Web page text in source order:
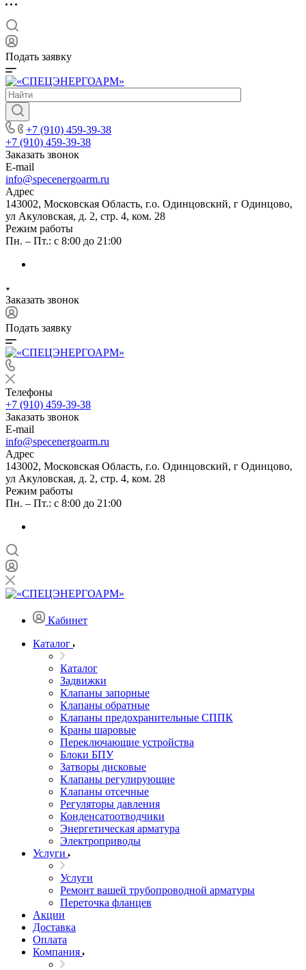
Подать заявку
+7 (910) 459-39-38
+7 (910) 459-39-38
Заказать звонок
E-mail
info@specenergoarm.ru
Адрес
143002, Московская Область, г.о. Одинцовский, г Одинцово,
ул Акуловская, д. 2, стр. 4, ком. 28
Режим работы
Пн. – Пт.: с 8:00 до 21:00
Заказать звонок
Подать заявку
Телефоны
+7 (910) 459-39-38
Заказать звонок
E-mail
info@specenergoarm.ru
Адрес
143002, Московская Область, г.о. Одинцовский, г Одинцово,
ул Акуловская, д. 2, стр. 4, ком. 28
Режим работы
Пн. – Пт.: с 8:00 до 21:00
Кабинет
Каталог
Каталог
Задвижки
Клапаны запорные
Клапаны обратные
Клапаны предохранительные СППК
Краны шаровые
Переключающие устройства
Блоки БПУ
Затворы дисковые
Клапаны регулирующие
Клапаны отсечные
Регуляторы давления
Конденсатоотводчики
Энергетическая арматура
Электроприводы
Услуги
Услуги
Ремонт вашей трубопроводной арматуры
Переточка фланцев
Акции
Доставка
Оплата
Компания